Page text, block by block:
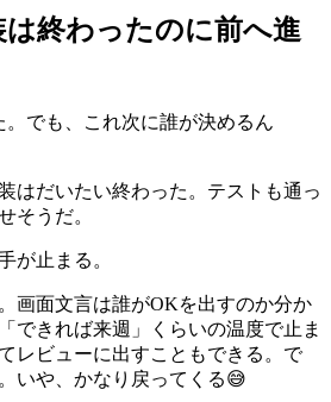
は終わったのに前へ進
。でも、これ次に誰が決めるん
はだいたい終わった。テストも通っ
そうだ。
が止まる。
画面文言は誰がOKを出すのか分か
できれば来週」くらいの温度で止ま
レビューに出すこともできる。で
いや、かなり戻ってくる😅